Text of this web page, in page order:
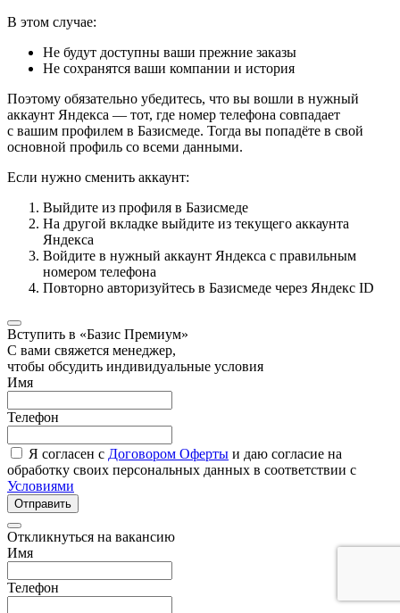
В этом случае:
Не будут доступны ваши прежние заказы
Не сохранятся ваши компании и история
Поэтому обязательно убедитесь, что вы вошли в нужный
аккаунт Яндекса — тот, где номер телефона совпадает
с вашим профилем в Базисмеде. Тогда вы попадёте в свой
основной профиль со всеми данными.
Если нужно сменить аккаунт:
Выйдите из профиля в Базисмеде
На другой вкладке выйдите из текущего аккаунта
Яндекса
Войдите в нужный аккаунт Яндекса с правильным
номером телефона
Повторно авторизуйтесь в Базисмеде через Яндекс ID
Вступить в «Базис Премиум»
С вами свяжется менеджер,
чтобы обсудить индивидуальные условия
Имя
Телефон
Я согласен с Договором Оферты и даю согласие на
обработку своих персональных данных в соответствии с
Условиями
Отправить
Откликнуться на вакансию
Имя
Телефон